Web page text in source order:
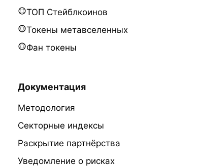
ТОП Стейблкоинов
Токены метавселенных
Фан токены
Документация
Методология
Секторные индексы
Раскрытие партнёрства
Уведомление о рисках